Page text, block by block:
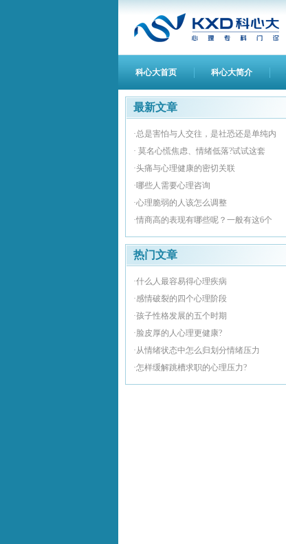
科心大首页 科心大简介
最新文章
·总是害怕与人交往，是社恐还是单纯内
· 莫名心慌焦虑、情绪低落?试试这套
·头痛与心理健康的密切关联
·哪些人需要心理咨询
·心理脆弱的人该怎么调整
·情商高的表现有哪些呢？一般有这6个
热门文章
·什么人最容易得心理疾病
·感情破裂的四个心理阶段
·孩子性格发展的五个时期
·脸皮厚的人心理更健康?
·从情绪状态中怎么归划分情绪压力
·怎样缓解跳槽求职的心理压力?